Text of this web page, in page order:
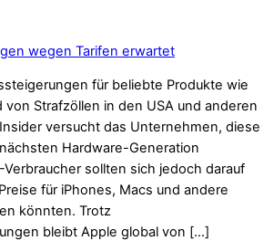
wegen Tarifen erwartet
für beliebte Produkte wie
von Strafzöllen in den USA und anderen
versucht das Unternehmen, diese
Hardware-Generation
sollten sich jedoch darauf
für iPhones, Macs und andere
könnten. Trotz
bleibt Apple global von […]